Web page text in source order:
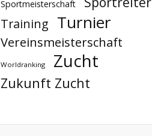
Sportmeisterschaft
Training Turnier
Vereinsmeisterschaft
Worldranking Zucht
Zukunft Zucht